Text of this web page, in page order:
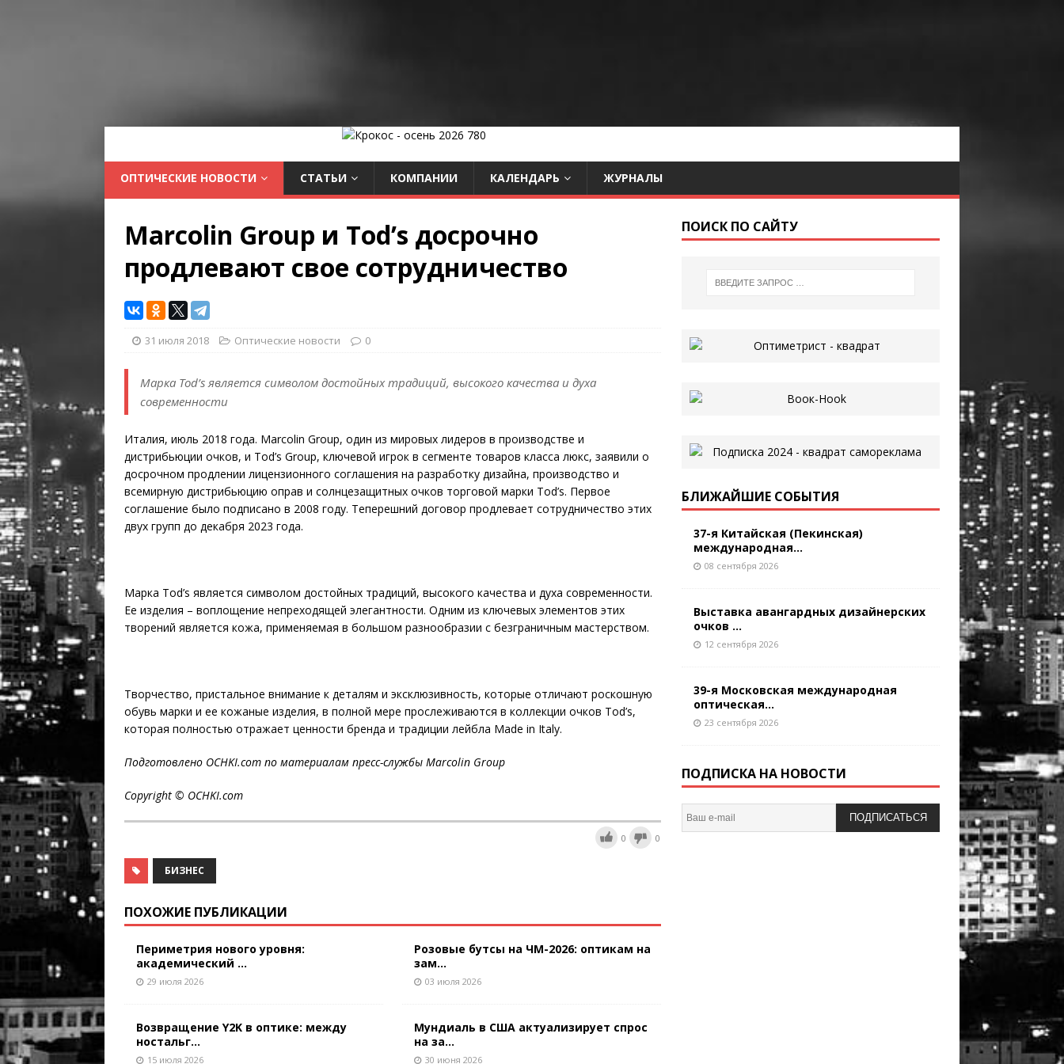
ОПТИЧЕСКИЕ НОВОСТИ СТАТЬИ КОМПАНИИ КАЛЕНДАРЬ ЖУРНАЛЫ
Marcolin Group и Tod’s досрочно
продлевают свое сотрудничество
31 июля 2018 Оптические новости 0
Марка Tod’s является символом достойных традиций, высокого качества и духа
современности
Италия, июль 2018 года. Marcolin Group, один из мировых лидеров в производстве и
дистрибьюции очков, и Tod’s Group, ключевой игрок в сегменте товаров класса люкс, заявили о
досрочном продлении лицензионного соглашения на разработку дизайна, производство и
всемирную дистрибьюцию оправ и солнцезащитных очков торговой марки Tod’s. Первое
соглашение было подписано в 2008 году. Теперешний договор продлевает сотрудничество этих
двух групп до декабря 2023 года.
Марка Tod’s является символом достойных традиций, высокого качества и духа современности.
Ее изделия – воплощение непреходящей элегантности. Одним из ключевых элементов этих
творений является кожа, применяемая в большом разнообразии с безграничным мастерством.
Творчество, пристальное внимание к деталям и эксклюзивность, которые отличают роскошную
обувь марки и ее кожаные изделия, в полной мере прослеживаются в коллекции очков Tod’s,
которая полностью отражает ценности бренда и традиции лейбла Made in Italy.
Подготовлено OCHKI.com по материалам пресс-службы Marcolin Group
Copyright © OCHKI.com
0 0
БИЗНЕС
ПОХОЖИЕ ПУБЛИКАЦИИ
Периметрия нового уровня:
академический ...
29 июля 2026
Возвращение Y2K в оптике: между
ностальг...
15 июля 2026
Розовые бутсы на ЧМ-2026: оптикам на
зам...
03 июля 2026
Мундиаль в США актуализирует спрос
на за...
30 июня 2026
ПОИСК ПО САЙТУ
БЛИЖАЙШИЕ СОБЫТИЯ
37-я Китайская (Пекинская)
международная...
08 сентября 2026
Выставка авангардных дизайнерских
очков ...
12 сентября 2026
39-я Московская международная
оптическая...
23 сентября 2026
ПОДПИСКА НА НОВОСТИ
ПОДПИСАТЬСЯ